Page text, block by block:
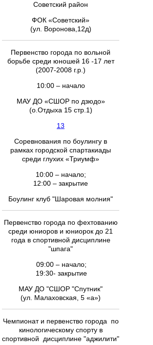
Советский район
ФОК «Советский»
(ул. Воронова,12д)
Первенство города по вольной
борьбе среди юношей 16 -17 лет
(2007-2008 г.р.)
10:00 – начало
МАУ ДО «СШОР по дзюдо»
(о.Отдыха 15 стр.1)
13
Соревнования по боулингу в
рамках городской спартакиады
среди глухих «Триумф»
10:00 – начало;
12:00 – закрытие
Боулинг клуб "Шаровая молния"
Первенство города по фехтованию
среди юниоров и юниорок до 21
года в спортивной дисциплине
"шпага"
09:00 – начало;
19:30- закрытие
МАУ ДО "СШОР "Спутник"
(ул. Малаховская, 5 «а»)
Чемпионат и первенство города по
кинологическому спорту в
спортивной дисциплине "аджилити"